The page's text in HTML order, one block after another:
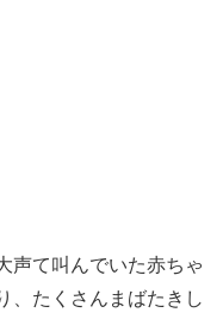
声て叫んでいた赤ちゃ
、たくさんまばたきし